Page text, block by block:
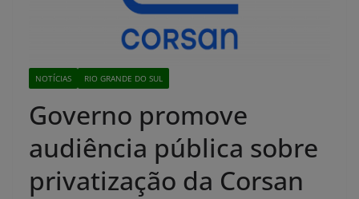
NOTÍCIAS RIO GRANDE DO SUL
Governo promove
audiência pública sobre
privatização da Corsan